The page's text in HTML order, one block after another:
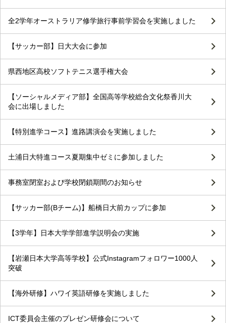
全2学年オーストラリア修学旅行事前学習会を実施しました
【サッカー部】日大大会に参加
県西地区高校ソフトテニス選手権大会
【ソーシャルメディア部】全国高等学校総合文化祭香川大
会に出場しました
【特別進学コース】進路講演会を実施しました
土浦日大特進コース夏期集中ゼミに参加しました
事務室閉室および学校閉鎖期間のお知らせ
【サッカー部(Bチーム)】船橋日大前カップに参加
【3学年】日本大学学部進学説明会の実施
【岩瀬日本大学高等学校】公式Instagramフォロワー1000人
突破
【海外研修】ハワイ英語研修を実施しました
ICT委員会主催のプレゼン研修会について